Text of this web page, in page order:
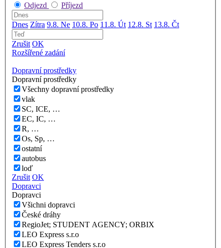
Odjezd
Příjezd
Dnes Zítra 9.8. Ne 10.8. Po 11.8. Út 12.8. St 13.8. Čt
Zrušit OK
Rozšířené zadání
Dopravní prostředky
Dopravní prostředky
Všechny dopravní prostředky
vlak
SC, ICE, …
EC, IC, …
R, …
Os, Sp, …
ostatní
autobus
loď
Zrušit OK
Dopravci
Dopravci
Všichni dopravci
České dráhy
RegioJet; STUDENT AGENCY; ORBIX
LEO Express s.r.o
LEO Express Tenders s.r.o